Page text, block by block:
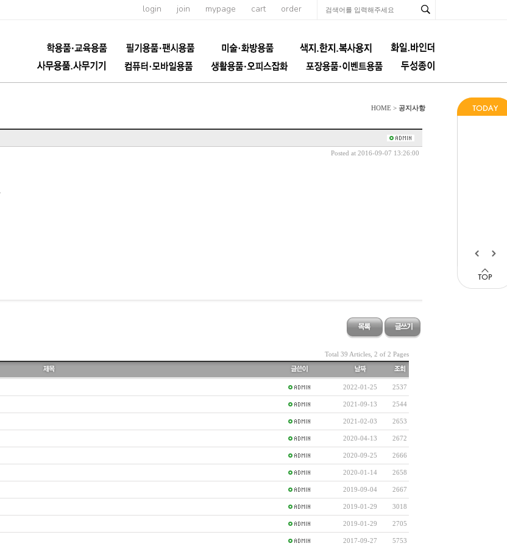
login join mypage cart order
HOME > 공지사항
Posted at 2016-09-07 13:26:00
Total 39 Articles, 2 of 2 Pages
2022-01-25 2537
2021-09-13 2544
2021-02-03 2653
2020-04-13 2672
2020-09-25 2666
2020-01-14 2658
2019-09-04 2667
2019-01-29 3018
2019-01-29 2705
2017-09-27 5753